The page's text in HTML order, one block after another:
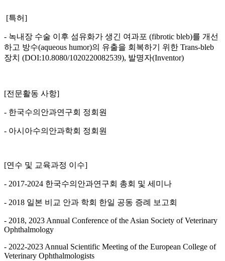
[특허]
- 녹내장 수술 이후 섬유화가 생긴 여과포 (fibrotic bleb)를 개선
하고 방수(aqueous humor)의 유출을 회복하기 위한 Trans-bleb
장치 (DOI:10.8080/1020220082539), 발명자(Inventor)
[전문활동 사항]
- 한국수의안과연구회 정회원
- 아시아수의안과학회 정회원
[연수 및 교육과정 이수]
- 2017-2024 한국수의안과연구회 총회 및 세미나
- 2018 일본 비교 안과 학회 한일 공동 증례 보고회
- 2018, 2023 Annual Conference of the Asian Society of Veterinary
Ophthalmology
- 2022-2023 Annual Scientific Meeting of the European College of
Veterinary Ophthalmologists